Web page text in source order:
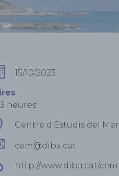
15/10/2023
heures
Centre d'Estudis del Mar
cem@diba.cat
http://www.diba.cat/cem